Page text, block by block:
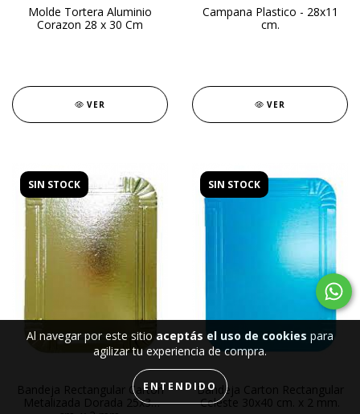
Al navegar por este sitio aceptás el uso de cookies para
agilizar tu experiencia de compra.
ENTENDIDO
Molde Tortera Aluminio
Corazon 28 x 30 Cm
VER
Campana Plastico - 28x11
cm.
VER
SIN STOCK
Bandeja Rectangular Carton
Metalizada Dorada 25x35
SIN STOCK
Bandeja Carton Rectangular
Celeste 30x40 cm. x 2 mm.